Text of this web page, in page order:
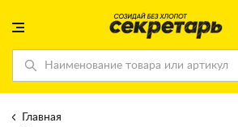
Главная